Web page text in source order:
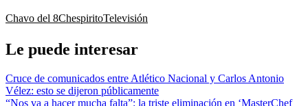
Chavo del 8ChespiritoTelevisión
Le puede interesar
Cruce de comunicados entre Atlético Nacional y Carlos Antonio
Vélez: esto se dijeron públicamente
“Nos va a hacer mucha falta”: la triste eliminación en ‘MasterChef